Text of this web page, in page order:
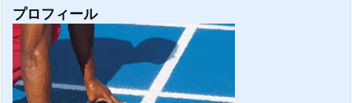
プロフィール